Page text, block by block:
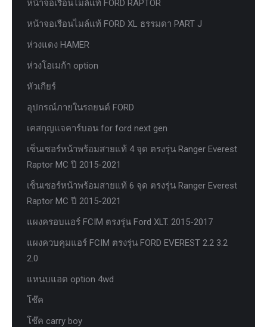
หน้าจอเรือนไมล์แท้ FORD RAPTOR
หน้าจอเรือนไมล์แท้ FORD XL ธรรมดา PART J
ห่วงแดง HAMER
ห่วงโอเมก้า option
หัวเกียร์
อุปกรณ์ภายในรถยนต์ FORD
เคสกุญแจคาร์บอน for ford next gen
เซ็นเซอร์หน้าพร้อมสายแท้ 4 จุด ตรงรุ่น Ranger Everest
Raptor MC ปี 2015-2021
เซ็นเซอร์หน้าพร้อมสายแท้ 6 จุด ตรงรุ่น Ranger Everest
Raptor MC ปี 2015-2021
แผงครอบแอร์ FCIM ตรงรุ่น Ford XLT. 2015-2017
แผงควบคุมแอร์ FCIM ตรงรุ่น FORD EVEREST 2.2 3.2
2.0
แหนบแอด option 4wd
โช๊ค
โช๊ค carry boy